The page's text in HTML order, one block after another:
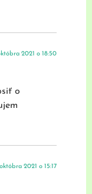
2021 o 18:50
o
2021 o 15:17